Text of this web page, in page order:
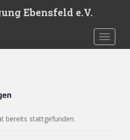
Ebensfeld e.V.
bereits stattgefunden.